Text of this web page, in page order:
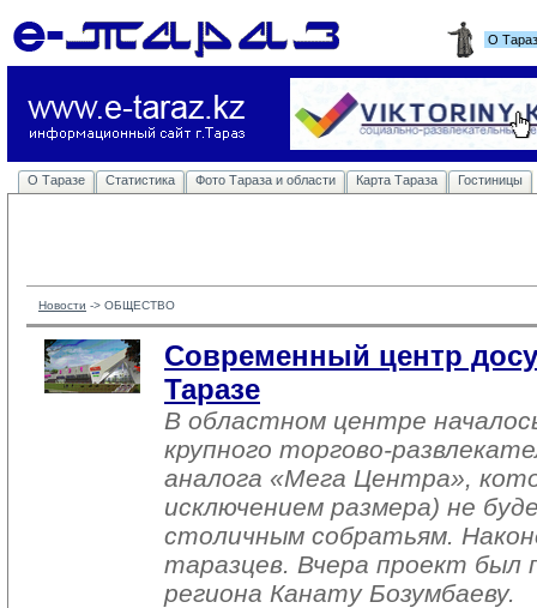
О
О Таразе Статистика Фото Тараза и области Карта Тараза Гостиницы
Новости -> ОБЩЕСТВО
Современный центр
Таразе
В областном центре
крупного торгово-
аналога «Мега Центра»,
исключением размера) не
столичным собратьям.
таразцев. Вчера проект был
региона Канату Бозумбаеву.